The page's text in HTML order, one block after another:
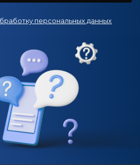
персональных данных